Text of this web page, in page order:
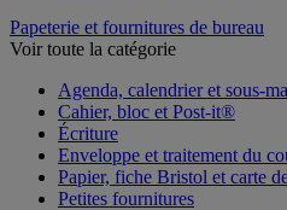
Papeterie et fournitures de bureau
Voir toute la catégorie
Agenda, calendrier et sous-
Cahier, bloc et Post-it®
Écriture
Enveloppe et traitement du
Papier, fiche Bristol et carte
Petites fournitures